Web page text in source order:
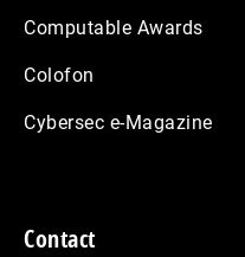
Computable Awards
Colofon
Cybersec e-Magazine
Contact